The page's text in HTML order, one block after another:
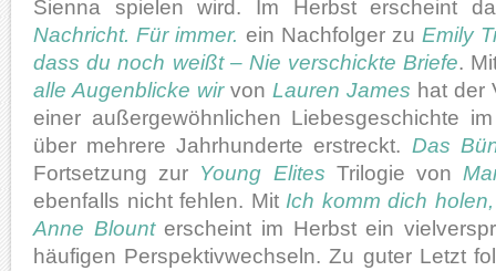
Sienna spielen wird. Im Herbst erscheint
Nachricht. Für immer. ein Nachfolger zu Emily
dass du noch weißt – Nie verschickte Briefe.
alle Augenblicke wirvon Lauren James hat der
einer außergewöhnlichen Liebesgeschichte
über mehrere Jahrhunderte erstreckt. Das
Fortsetzung zur Young Elites Trilogie von
ebenfalls nicht fehlen. Mit Ich komm dich
Anne Blounterscheint im Herbst ein
häufigen Perspektivwechseln. Zu guter Letzt